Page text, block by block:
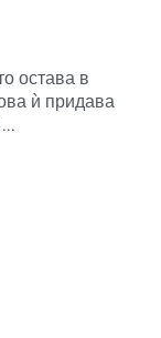
остава в
ѝ придава